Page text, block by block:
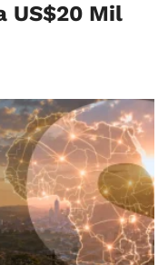
US$20 Mil